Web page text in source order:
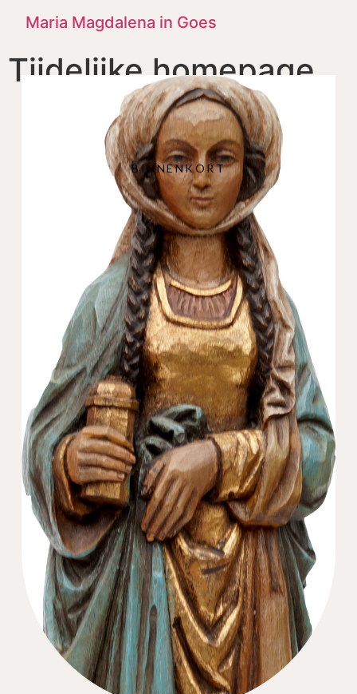
Maria Magdalena in Goes
Tijdelijke homepage
BINNENKORT